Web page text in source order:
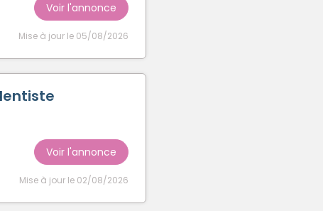
Voir l'annonce
Mise à jour le 05/08/2026
Voir l'annonce
Mise à jour le 02/08/2026